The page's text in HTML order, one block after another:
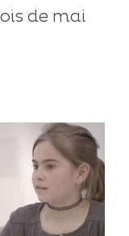
de mai